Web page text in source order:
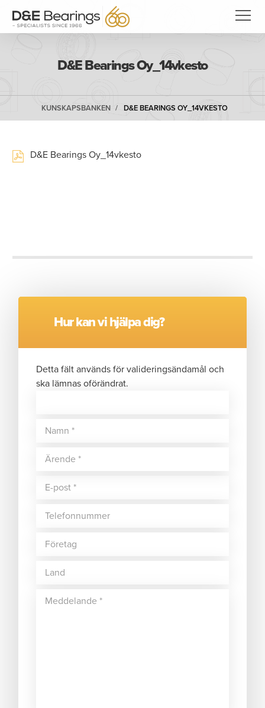
D&E Bearings Oy_14vkesto
KUNSKAPSBANKEN D&E BEARINGS OY_14VKESTO
D&E Bearings Oy_14vkesto
Hur kan vi hjälpa dig?
Detta fält används för valideringsändamål och
ska lämnas oförändrat.